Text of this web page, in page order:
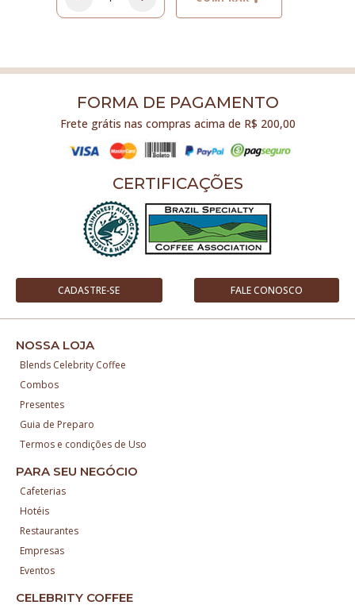
FORMA DE PAGAMENTO
Frete grátis nas compras acima de R$ 200,00
CERTIFICAÇÕES
CADASTRE-SE FALE CONOSCO
NOSSA LOJA
Blends Celebrity Coffee
Combos
Presentes
Guia de Preparo
Termos e condições de Uso
PARA SEU NEGÓCIO
Cafeterias
Hotéis
Restaurantes
Empresas
Eventos
CELEBRITY COFFEE